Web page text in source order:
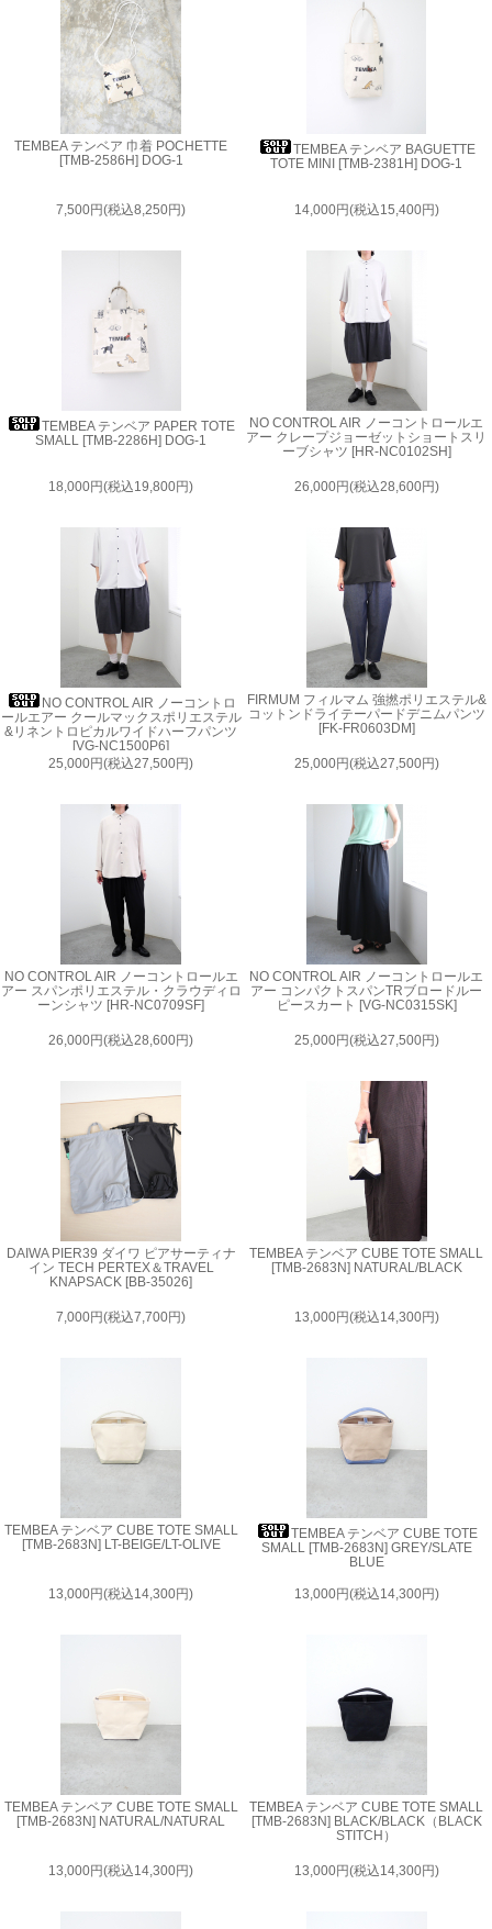
TEMBEA テンベア 巾着 POCHETTE
[TMB-2586H] DOG-1
7,500円(税込8,250円)
TEMBEA テンベア BAGUETTE
TOTE MINI [TMB-2381H] DOG-1
14,000円(税込15,400円)
TEMBEA テンベア PAPER TOTE
SMALL [TMB-2286H] DOG-1
18,000円(税込19,800円)
NO CONTROL AIR ノーコントロールエ
アー クレープジョーゼットショートスリ
ーブシャツ [HR-NC0102SH]
26,000円(税込28,600円)
NO CONTROL AIR ノーコントロ
ールエアー クールマックスポリエステル
&リネントロピカルワイドハーフパンツ
[VG-NC1500P6]
25,000円(税込27,500円)
FIRMUM フィルマム 強撚ポリエステル&
コットンドライテーパードデニムパンツ
[FK-FR0603DM]
25,000円(税込27,500円)
NO CONTROL AIR ノーコントロールエ
アー スパンポリエステル・クラウディロ
ーンシャツ [HR-NC0709SF]
26,000円(税込28,600円)
NO CONTROL AIR ノーコントロールエ
アー コンパクトスパンTRブロードルー
ピースカート [VG-NC0315SK]
25,000円(税込27,500円)
DAIWA PIER39 ダイワ ピアサーティナ
イン TECH PERTEX＆TRAVEL
KNAPSACK [BB-35026]
7,000円(税込7,700円)
TEMBEA テンベア CUBE TOTE SMALL
[TMB-2683N] NATURAL/BLACK
13,000円(税込14,300円)
TEMBEA テンベア CUBE TOTE SMALL
[TMB-2683N] LT-BEIGE/LT-OLIVE
13,000円(税込14,300円)
TEMBEA テンベア CUBE TOTE
SMALL [TMB-2683N] GREY/SLATE
BLUE
13,000円(税込14,300円)
TEMBEA テンベア CUBE TOTE SMALL
[TMB-2683N] NATURAL/NATURAL
13,000円(税込14,300円)
TEMBEA テンベア CUBE TOTE SMALL
[TMB-2683N] BLACK/BLACK（BLACK
STITCH）
13,000円(税込14,300円)